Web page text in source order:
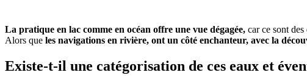
La pratique en lac comme en océan offre une vue dégagée, car ce sont
Alors que les navigations en rivière, ont un côté enchanteur, avec la
Existe-t-il une catégorisation de ces eaux et